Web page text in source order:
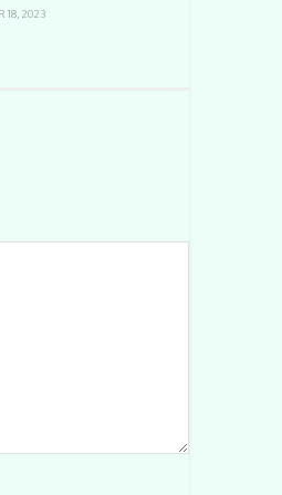
18, 2023